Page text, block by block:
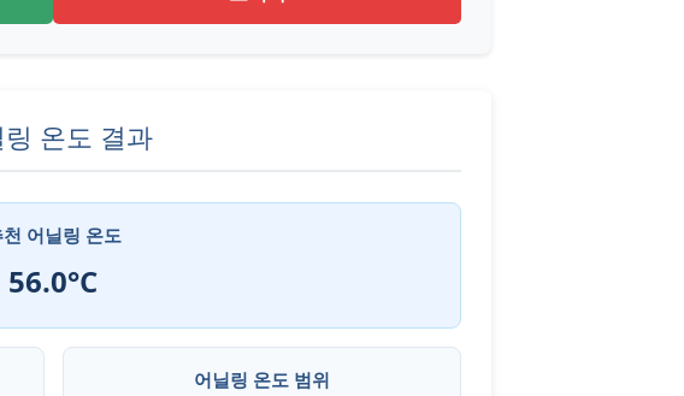
링 온도 결과
천 어닐링 온도
56.0°C
어닐링 온도 범위